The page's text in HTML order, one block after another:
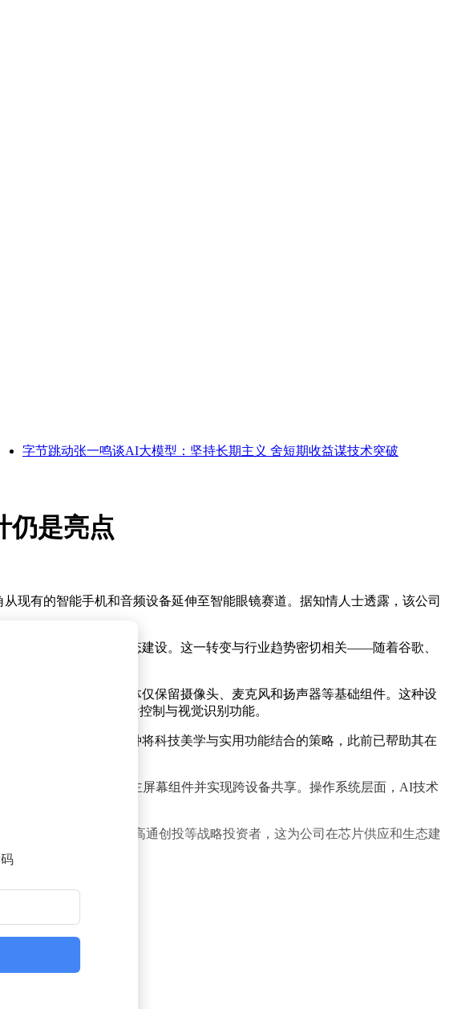
字节跳动张一鸣谈AI大模型：坚持长期主义 舍短期收益谋技术突破
仍是亮点
现有的智能手机和音频设备延伸至智能眼镜赛道。据知情人士透露，该公司
将推动多设备协同生态建设。这一转变与行业趋势密切相关——随着谷歌、
成核心运算，设备本体仅保留摄像头、麦克风和扬声器等基础组件。这种设
逻辑将深度整合语音控制与视觉识别功能。
眼镜的外观开发。这种将科技美学与实用功能结合的策略，此前已帮助其在
具，支持用户自定义主屏幕组件并实现跨设备共享。操作系统层面，AI技术
Google Ventures）和高通创投等战略投资者，这为公司在芯片供应和生态建
中开辟新赛道。